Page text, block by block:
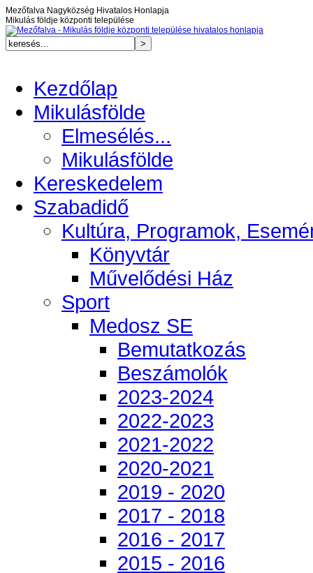
Mezőfalva Nagyközség Hivatalos Honlapja
Mikulás földje központi települése
Kezdőlap
Mikulásfölde
Elmesélés...
Mikulásfölde
Kereskedelem
Szabadidő
Kultúra, Programok,
Könyvtár
Művelődési Ház
Sport
Medosz SE
Bemutatkozás
Beszámolók
2023-2024
2022-2023
2021-2022
2020-2021
2019 - 2020
2017 - 2018
2016 - 2017
2015 - 2016